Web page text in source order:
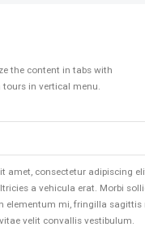
the content in tabs with
in vertical menu.
amet, consectetur adipiscing
a vehicula erat. Morbi
elementum mi, fringilla sagittis
velit convallis vestibulum.